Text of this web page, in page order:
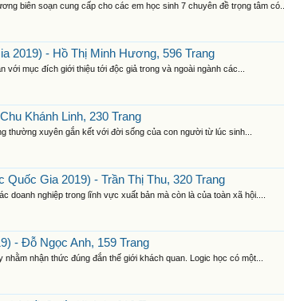
biên soạn cung cấp cho các em học sinh 7 chuyên đề trọng tâm có...
2019) - Hồ Thị Minh Hương, 596 Trang
với mục đích giới thiệu tới độc giả trong và ngoài ngành các...
Khánh Linh, 230 Trang
thường xuyên gắn kết với đời sống của con người từ lúc sinh...
Gia 2019) - Trần Thị Thu, 320 Trang
doanh nghiệp trong lĩnh vực xuất bản mà còn là của toàn xã hội....
- Đỗ Ngọc Anh, 159 Trang
nhận thức đúng đắn thế giới khách quan. Logic học có một...